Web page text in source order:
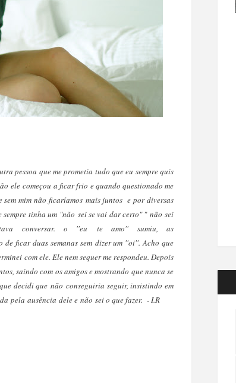
pessoa que me prometia tudo que eu sempre quis
ele começou a ficar frio e quando questionado me
sem mim não ficaríamos mais juntos e por diversas
tinha um "não sei se vai dar certo" " não sei
conversar. o ''eu te amo'' sumiu, as
ficar duas semanas sem dizer um ''oi''. Acho que
com ele. Ele nem sequer me respondeu. Depois
saindo com os amigos e mostrando que nunca se
decidi que não conseguiria seguir, insistindo em
pela ausência dele e não sei o que fazer. - I.R